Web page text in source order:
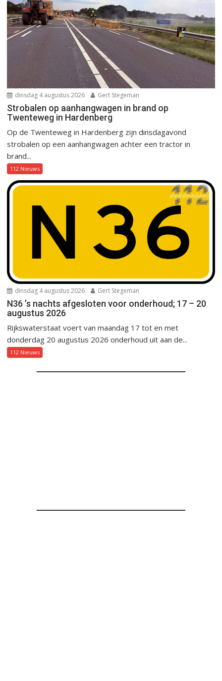
dinsdag 4 augustus 2026 Gert Stegeman
Strobalen op aanhangwagen in brand op
Twenteweg in Hardenberg
Op de Twenteweg in Hardenberg zijn dinsdagavond
strobalen op een aanhangwagen achter een tractor in
brand...
112 Nieuws
dinsdag 4 augustus 2026 Gert Stegeman
N36 ’s nachts afgesloten voor onderhoud; 17 – 20
augustus 2026
Rijkswaterstaat voert van maandag 17 tot en met
donderdag 20 augustus 2026 onderhoud uit aan de...
112 Nieuws